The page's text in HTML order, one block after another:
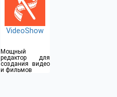
VideoShow
Мощный
редактор для
создания видео
и фильмов